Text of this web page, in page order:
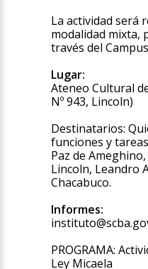
La actividad será
modalidad mixta,
través del
Lugar:
Ateneo Cultural
Nº 943, Lincoln)
Destinatarios:
funciones y
Paz de
Lincoln, Leandro
Chacabuco.
Informes:
PROGRAMA:
Ley Micaela